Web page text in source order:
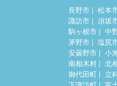
長野市 松本
諏訪市
須坂
駒ヶ根市
中
茅野市
塩尻
安曇野市
小
南相木村
北
御代田町
立